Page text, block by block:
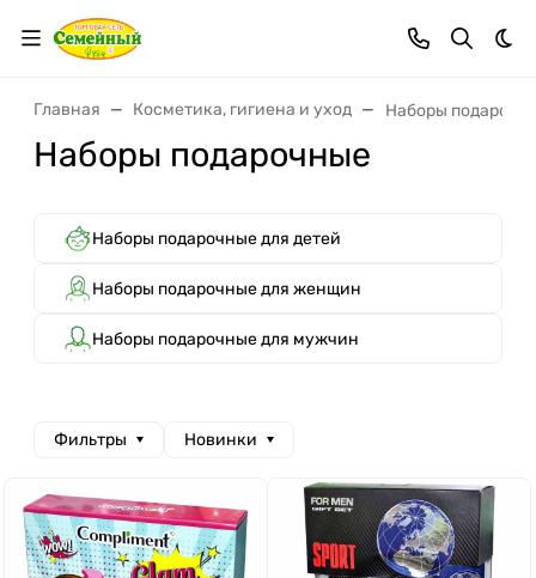
Главная Косметика, гигиена и уход Наборы
Наборы подарочные
Наборы подарочные для детей
Наборы подарочные для женщин
Наборы подарочные для мужчин
Фильтры Новинки